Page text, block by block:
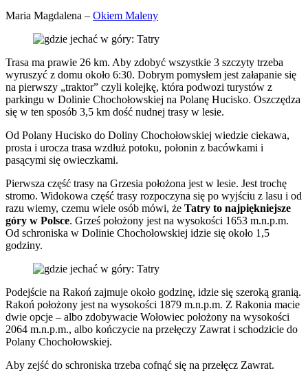
Maria Magdalena – Okiem Maleny
Trasa ma prawie 26 km. Aby zdobyć wszystkie 3 szczyty trzeba
wyruszyć z domu około 6:30. Dobrym pomysłem jest załapanie się
na pierwszy „traktor” czyli kolejkę, która podwozi turystów z
parkingu w Dolinie Chochołowskiej na Polanę Hucisko. Oszczędza
się w ten sposób 3,5 km dość nudnej trasy w lesie.
Od Polany Hucisko do Doliny Chochołowskiej wiedzie ciekawa,
prosta i urocza trasa wzdłuż potoku, połonin z bacówkami i
pasącymi się owieczkami.
Pierwsza część trasy na Grzesia położona jest w lesie. Jest trochę
stromo. Widokowa część trasy rozpoczyna się po wyjściu z lasu i od
razu wiemy, czemu wiele osób mówi, że Tatry to najpiękniejsze
góry w Polsce. Grześ położony jest na wysokości 1653 m.n.p.m.
Od schroniska w Dolinie Chochołowskiej idzie się około 1,5
godziny.
Podejście na Rakoń zajmuje około godzinę, idzie się szeroką granią.
Rakoń położony jest na wysokości 1879 m.n.p.m. Z Rakonia macie
dwie opcje – albo zdobywacie Wołowiec położony na wysokości
2064 m.n.p.m., albo kończycie na przełęczy Zawrat i schodzicie do
Polany Chochołowskiej.
Aby zejść do schroniska trzeba cofnąć się na przełęcz Zawrat.